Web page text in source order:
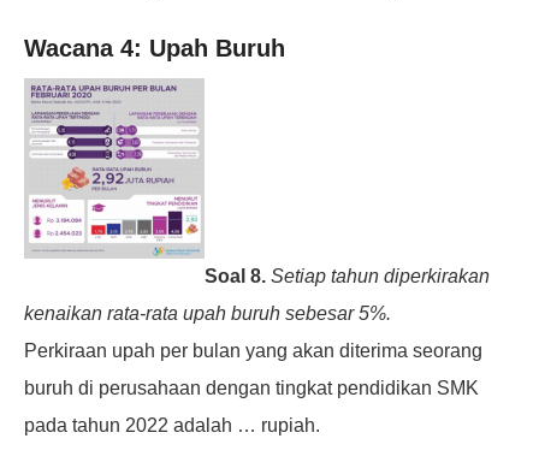
Wacana 4: Upah Buruh
Soal 8. Setiap tahun diperkirakan
kenaikan rata-rata upah buruh sebesar 5%.
Perkiraan upah per bulan yang akan diterima seorang
buruh di perusahaan dengan tingkat pendidikan SMK
pada tahun 2022 adalah … rupiah.